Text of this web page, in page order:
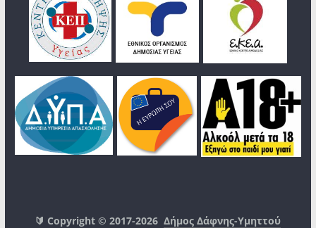
🔰 Copyright © 2017-2026Δήμος Δάφνης-Υμηττού